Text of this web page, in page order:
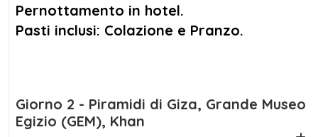
Ma ilviaggio Egitto Piramidi e Mare Marsa
accoglierà con le sue spiagge incontaminate
e un mare dalle mille sfumature di blu. Qui,
Pernottamento in hotel.
Pasti inclusi: Colazione e Pranzo.
Giorno 2 - Piramidi di Giza, Grande Museo
Egizio (GEM), Khan